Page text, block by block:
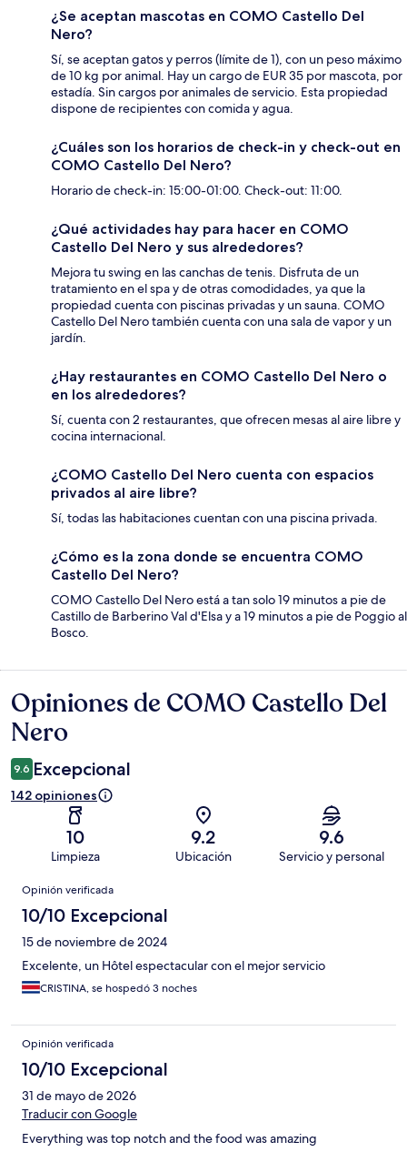
¿Se aceptan mascotas en COMO Castello Del
Nero?
Sí, se aceptan gatos y perros (límite de 1), con un peso máximo
de 10 kg por animal. Hay un cargo de EUR 35 por mascota, por
estadía. Sin cargos por animales de servicio. Esta propiedad
dispone de recipientes con comida y agua.
¿Cuáles son los horarios de check-in y check-out en
COMO Castello Del Nero?
Horario de check-in: 15:00-01:00. Check-out: 11:00.
¿Qué actividades hay para hacer en COMO
Castello Del Nero y sus alrededores?
Mejora tu swing en las canchas de tenis. Disfruta de un
tratamiento en el spa y de otras comodidades, ya que la
propiedad cuenta con piscinas privadas y un sauna. COMO
Castello Del Nero también cuenta con una sala de vapor y un
jardín.
¿Hay restaurantes en COMO Castello Del Nero o
en los alrededores?
Sí, cuenta con 2 restaurantes, que ofrecen mesas al aire libre y
cocina internacional.
¿COMO Castello Del Nero cuenta con espacios
privados al aire libre?
Sí, todas las habitaciones cuentan con una piscina privada.
¿Cómo es la zona donde se encuentra COMO
Castello Del Nero?
COMO Castello Del Nero está a tan solo 19 minutos a pie de
Castillo de Barberino Val d'Elsa y a 19 minutos a pie de Poggio al
Bosco.
Opiniones
Opiniones de COMO Castello Del
Nero
9.6 Excepcional
142 opiniones
10
Limpieza
9.2
Ubicación
9.6
Servicio y personal
Opiniones
Opinión verificada
10/10 Excepcional
15 de noviembre de 2024
Excelente, un Hôtel espectacular con el mejor servicio
CRISTINA, se hospedó 3 noches
Opinión verificada
10/10 Excepcional
31 de mayo de 2026
Traducir con Google
Everything was top notch and the food was amazing